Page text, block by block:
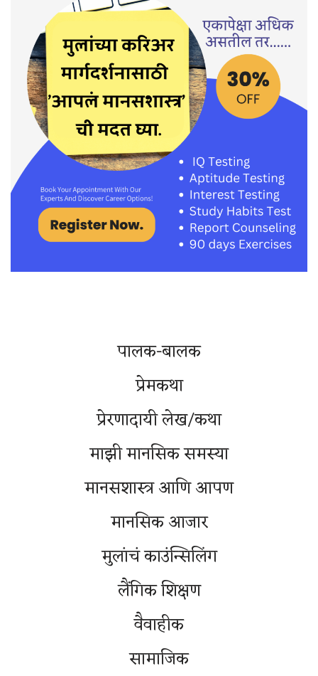
पालक-बालक
प्रेमकथा
प्रेरणादायी लेख/कथा
माझी मानसिक समस्या
मानसशास्त्र आणि आपण
मानसिक आजार
मुलांचं काउंन्सिलिंग
लैंगिक शिक्षण
वैवाहीक
सामाजिक